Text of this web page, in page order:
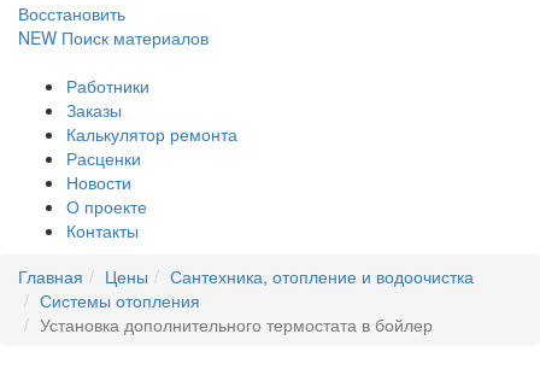
Восстановить
NEW Поиск материалов
Работники
Заказы
Калькулятор ремонта
Расценки
Новости
О проекте
Контакты
Главная
Цены
Сантехника, отопление и водоочистка
Системы отопления
Установка дополнительного термостата в бойлер